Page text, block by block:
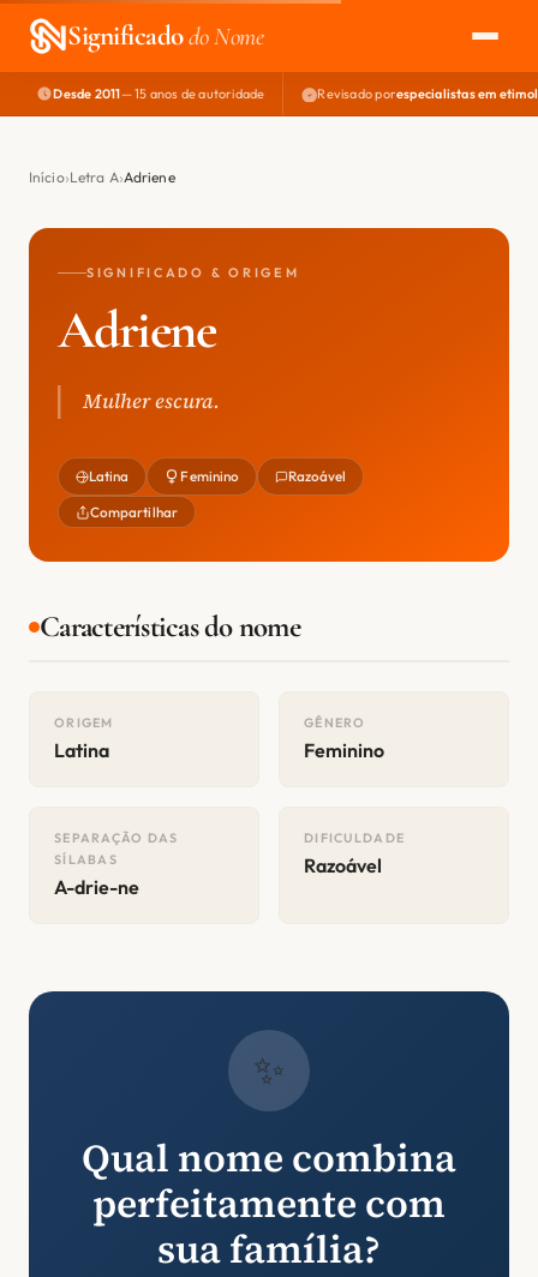
Significadodo Nome
EXPLORAR
NOME PERFEITO
Desde 2011— 15 anos de autoridade Revisado porespecialistas em
Início Letra A Adriene
SIGNIFICADO & ORIGEM
Adriene
Mulher escura.
Latina Feminino Razoável
Compartilhar
Características do nome
ORIGEM
Latina
GÊNERO
Feminino
SEPARAÇÃO DAS
SÍLABAS
A-drie-ne
DIFICULDADE
Razoável
✨
Qual nome combina
perfeitamente com
sua família?